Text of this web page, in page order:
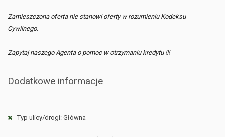
Zamieszczona oferta nie stanowi oferty w rozumieniu Kodeksu
Cywilnego.
Zapytaj naszego Agenta o pomoc w otrzymaniu kredytu !!!
Dodatkowe informacje
Typ ulicy/drogi: Główna